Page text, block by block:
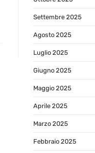
Settembre 2025
Agosto 2025
Luglio 2025
Giugno 2025
Maggio 2025
Aprile 2025
Marzo 2025
Febbraio 2025